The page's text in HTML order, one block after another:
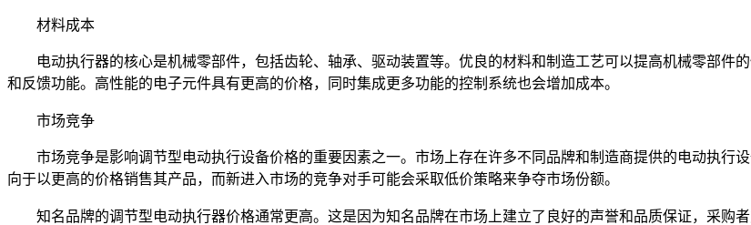
材料成本
电动执行器的核心是机械零部件，包括齿轮、轴承、驱动装置等。优良的材料和制造工艺可以提高机械零部件
和反馈功能。高性能的电子元件具有更高的价格，同时集成更多功能的控制系统也会增加成本。
市场竞争
市场竞争是影响调节型电动执行设备价格的重要因素之一。市场上存在许多不同品牌和制造商提供的电动执行
向于以更高的价格销售其产品，而新进入市场的竞争对手可能会采取低价策略来争夺市场份额。
知名品牌的调节型电动执行器价格通常更高。这是因为知名品牌在市场上建立了良好的声誉和品质保证，采购